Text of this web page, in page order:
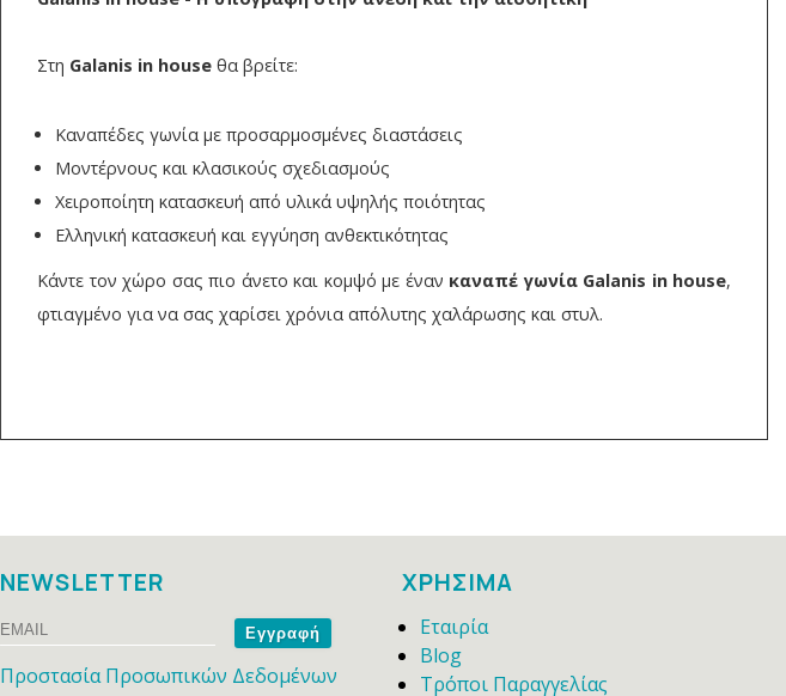
Στη Galanis in house θα βρείτε:
Καναπέδες γωνία με προσαρμοσμένες διαστάσεις
Μοντέρνους και κλασικούς σχεδιασμούς
Χειροποίητη κατασκευή από υλικά υψηλής ποιότητας
Ελληνική κατασκευή και εγγύηση ανθεκτικότητας
Κάντε τον χώρο σας πιο άνετο και κομψό με έναν καναπέ γωνία Galanis in house,
φτιαγμένο για να σας χαρίσει χρόνια απόλυτης χαλάρωσης και στυλ.
NEWSLETTER
Email
Name
Προστασία Προσωπικών Δεδομένων
ΧΡΗΣΙΜΑ
Εταιρία
Blog
Τρόποι Παραγγελίας